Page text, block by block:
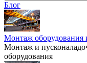
Блог
Монтаж оборудования
Монтаж и
оборудования